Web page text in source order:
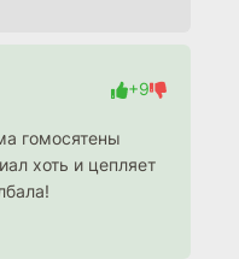
+9
гомосятены
хоть и цепляет